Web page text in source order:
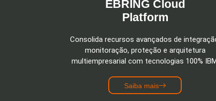
EBRING Cloud
Platform
Consolida recursos avançados de
monitoração, proteção e arquitetura
multiempresarial com tecnologias 100%
Saiba mais